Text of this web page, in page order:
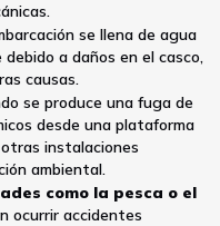
se llena de agua
a daños en el casco,
causas.
se produce una fuga de
desde una plataforma
instalaciones
ambiental.
como la pesca o el
ocurrir accidentes